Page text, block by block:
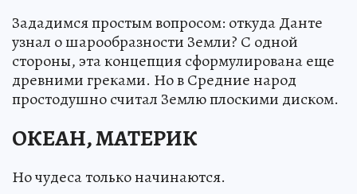
Зададимся простым вопросом: откуда Данте
узнал о шарообразности Земли? С одной
стороны, эта концепция сформулирована еще
древними греками. Но в Средние народ
простодушно считал Землю плоскими диском.
ОКЕАН, МАТЕРИК
Но чудеса только начинаются.